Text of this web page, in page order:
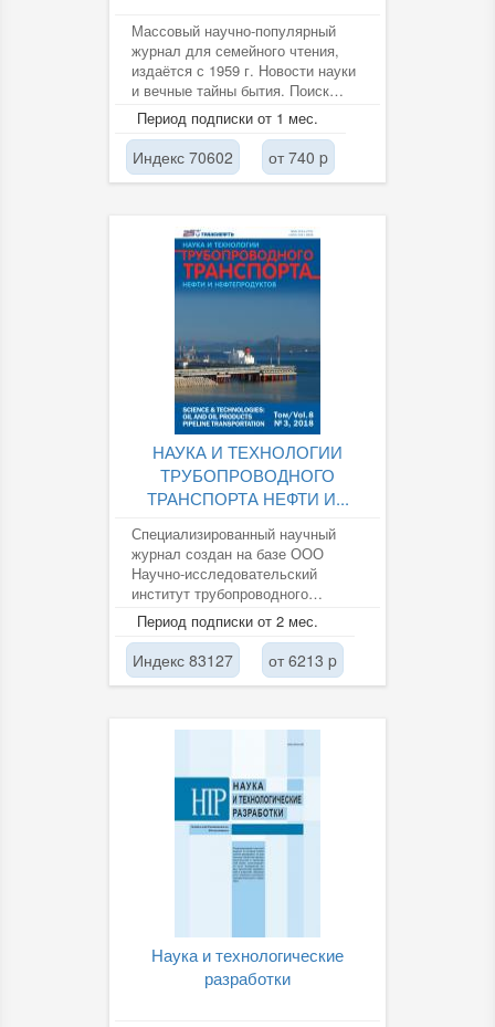
Массовый научно-популярный
журнал для семейного чтения,
издаётся с 1959 г. Новости науки
и вечные тайны бытия. Поиск
синтеза веры и знания.
Доступный...
Период подписки от 1 мес.
Индекс 70602 от 740 p
НАУКА И ТЕХНОЛОГИИ
ТРУБОПРОВОДНОГО
ТРАНСПОРТА НЕФТИ И...
Специализированный научный
журнал создан на базе ООО
Научно-исследовательский
институт трубопроводного
транспорта (ООО «НИИ
Транснефть») для...
Период подписки от 2 мес.
Индекс 83127 от 6213 p
Наука и технологические
разработки